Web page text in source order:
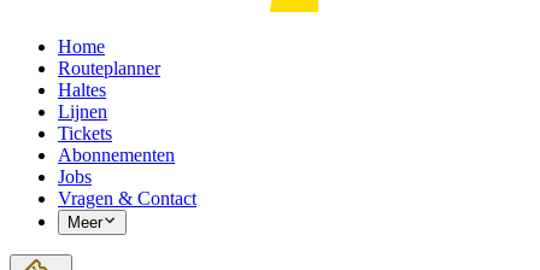
Home
Routeplanner
Haltes
Lijnen
Tickets
Abonnementen
Jobs
Vragen & Contact
Meer